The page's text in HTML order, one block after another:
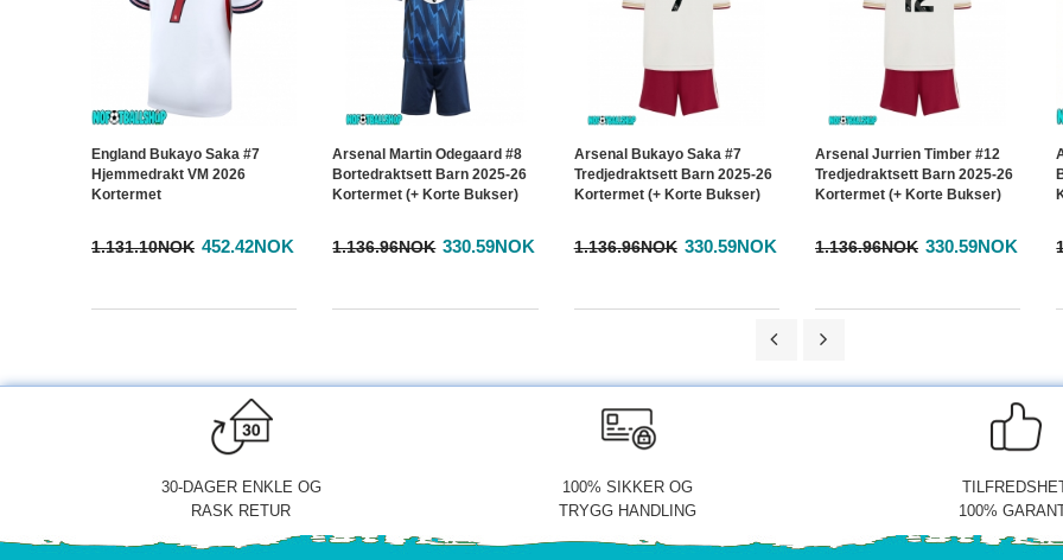
England Bukayo Saka #7
Hjemmedrakt VM 2026
Kortermet
1.131.10NOK 452.42NOK
Arsenal Martin Odegaard #8
Bortedraktsett Barn 2025-26
Kortermet (+ Korte Bukser)
1.136.96NOK 330.59NOK
Arsenal Bukayo Saka #7
Tredjedraktsett Barn 2025-26
Kortermet (+ Korte Bukser)
1.136.96NOK 330.59NOK
Arsenal Jurrien Timber #12
Tredjedraktsett Barn 2025-26
Kortermet (+ Korte Bukser)
1.136.96NOK 330.59NOK
30-DAGER ENKLE OG
RASK RETUR
100% SIKKER OG
TRYGG HANDLING
100%